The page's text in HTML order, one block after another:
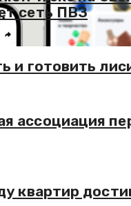
сеть ПВЗ
и готовить
ассоциация
квартир